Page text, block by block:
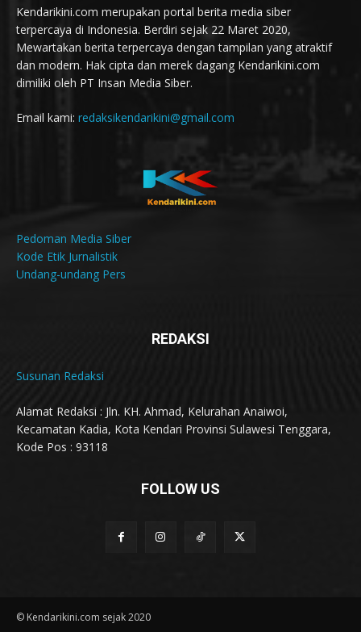
Kendarikini.com merupakan portal berita media siber
terpercaya di Indonesia. Berdiri sejak 22 Maret 2020,
Mewartakan berita terpercaya dengan tampilan yang atraktif
dan modern. Hak cipta dan merek dagang Kendarikini.com
dimiliki oleh PT Insan Media Siber.
Email kami: redaksikendarikini@gmail.com
Pedoman Media Siber
Kode Etik Jurnalistik
Undang-undang Pers
REDAKSI
Susunan Redaksi
Alamat Redaksi : Jln. KH. Ahmad, Kelurahan Anaiwoi,
Kecamatan Kadia, Kota Kendari Provinsi Sulawesi Tenggara,
Kode Pos : 93118
FOLLOW US
© Kendarikini.com sejak 2020